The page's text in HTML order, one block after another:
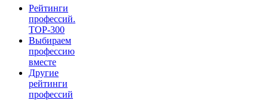
Рейтинги
профессий.
TOP-300
Выбираем
профессию
вместе
Другие
рейтинги
профессий